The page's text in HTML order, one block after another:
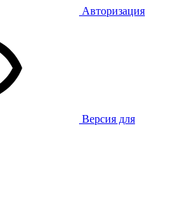
Авторизация
Версия для